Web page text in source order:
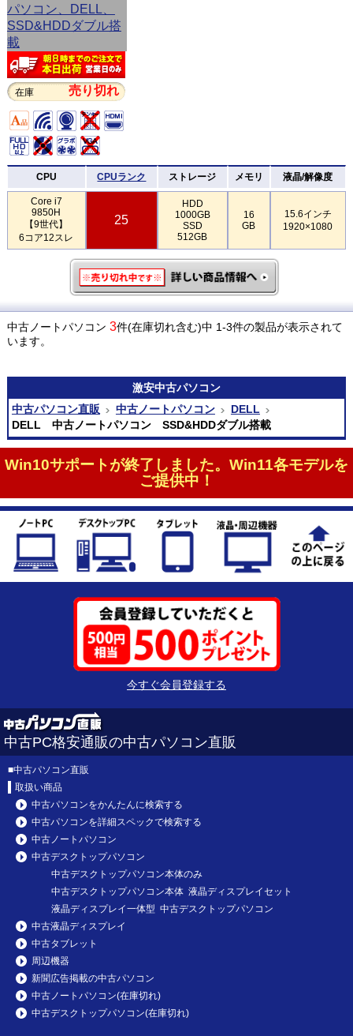
在庫 売り切れ
CPU CPUランク ストレージ メモリ 液晶/解像度
Core i7
9850H
【9世代】
6コア12スレ
25
HDD
1000GB
SSD
512GB
16
GB
15.6インチ
1920×1080
中古ノートパソコン 3件(在庫切れ含む)中 1-3件の製品が表示されて
います。
激安中古パソコン
中古パソコン直販
中古ノートパソコン
DELL
DELL 中古ノートパソコン SSD&HDDダブル搭載
Win10サポートが終了しました。Win11各モデルを
ご提供中！
今すぐ会員登録する
中古PC格安通販の中古パソコン直販
■中古パソコン直販
取扱い商品
中古パソコンをかんたんに検索する
中古パソコンを詳細スペックで検索する
中古ノートパソコン
中古デスクトップパソコン
中古デスクトップパソコン本体のみ
中古デスクトップパソコン本体 液晶ディスプレイセット
液晶ディスプレイ一体型 中古デスクトップパソコン
中古液晶ディスプレイ
中古タブレット
周辺機器
新聞広告掲載の中古パソコン
中古ノートパソコン(在庫切れ)
中古デスクトップパソコン(在庫切れ)